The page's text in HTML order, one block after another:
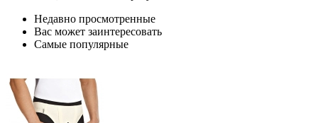
Недавно просмотренные
Вас может заинтересовать
Самые популярные